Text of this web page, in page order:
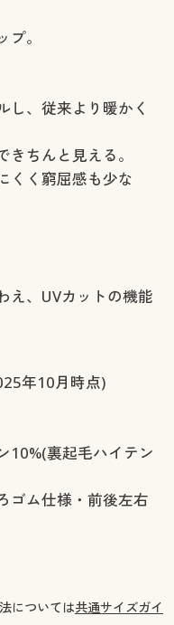
。
し、従来より暖かく
ちんと見える。
くく窮屈感も少な
え、UVカットの機能
年10月時点)
10%(裏起毛ハイテン
ゴム仕様・前後左右
については共通サイズガイ